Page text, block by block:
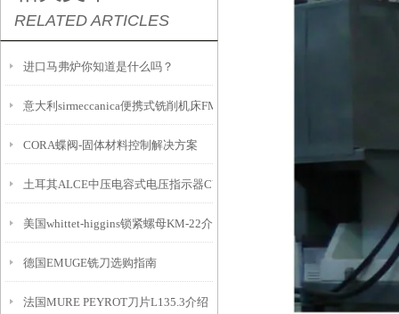
RELATED ARTICLES
进口马弗炉你知道是什么吗？
意大利sirmeccanica便携式铣削机床FMAX 系列
CORA蝶阀-固体材料控制解决方案
土耳其ALCE中压电容式电压指示器CVI-E
美国whittet-higgins锁紧螺母KM-22介绍
德国EMUGE铣刀选购指南
法国MURE PEYROT刀片L135.3介绍